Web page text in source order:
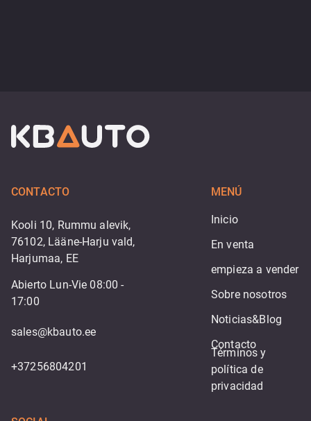
CONTACTO
Kooli 10, Rummu alevik,
76102, Lääne-Harju vald,
Harjumaa, EE
Abierto Lun-Vie 08:00 -
17:00
sales@kbauto.ee
+37256804201
MENÚ
Inicio
En venta
empieza a vender
Sobre nosotros
Noticias&Blog
Contacto
Términos y
política de
privacidad